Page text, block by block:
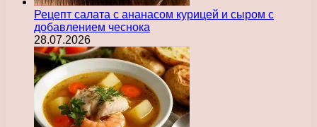
Рецепт салата с ананасом курицей и сыром с
добавлением чеснока
28.07.2026